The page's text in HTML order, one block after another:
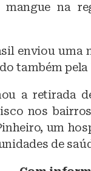
na
enviou uma
também
a retirada
nos
um
de